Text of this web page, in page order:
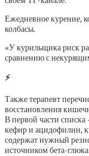
Ежедневное курение,
колбасы.
«У курильщика риск
сравнению с
⚡
Также терапевт
восстановления
В первой части
кефир и ацидофилин,
содержат нужный
источником бета-